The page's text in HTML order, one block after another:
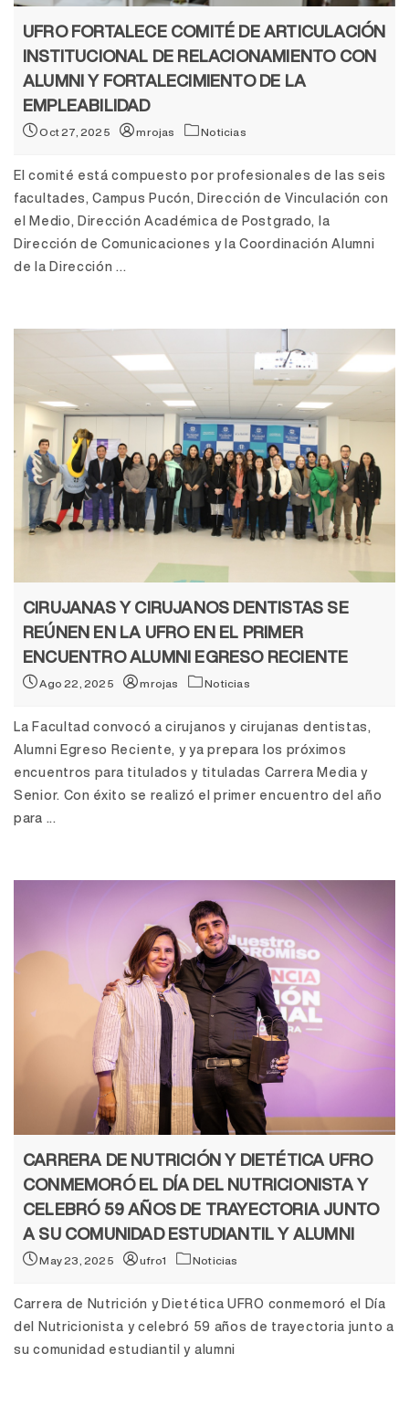
UFRO FORTALECE COMITÉ DE ARTICULACIÓN
INSTITUCIONAL DE RELACIONAMIENTO CON
ALUMNI Y FORTALECIMIENTO DE LA
EMPLEABILIDAD
Oct 27, 2025 mrojas Noticias
El comité está compuesto por profesionales de las seis
facultades, Campus Pucón, Dirección de Vinculación con
el Medio, Dirección Académica de Postgrado, la
Dirección de Comunicaciones y la Coordinación Alumni
de la Dirección ...
CIRUJANAS Y CIRUJANOS DENTISTAS SE
REÚNEN EN LA UFRO EN EL PRIMER
ENCUENTRO ALUMNI EGRESO RECIENTE
Ago 22, 2025 mrojas Noticias
La Facultad convocó a cirujanos y cirujanas dentistas,
Alumni Egreso Reciente, y ya prepara los próximos
encuentros para titulados y tituladas Carrera Media y
Senior. Con éxito se realizó el primer encuentro del año
para ...
CARRERA DE NUTRICIÓN Y DIETÉTICA UFRO
CONMEMORÓ EL DÍA DEL NUTRICIONISTA Y
CELEBRÓ 59 AÑOS DE TRAYECTORIA JUNTO
A SU COMUNIDAD ESTUDIANTIL Y ALUMNI
May 23, 2025 ufro1 Noticias
Carrera de Nutrición y Dietética UFRO conmemoró el Día
del Nutricionista y celebró 59 años de trayectoria junto a
su comunidad estudiantil y alumni